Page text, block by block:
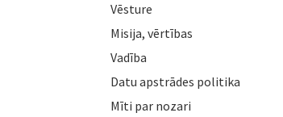
Vēsture
Misija, vērtības
Vadība
Datu apstrādes politika
Mīti par nozari